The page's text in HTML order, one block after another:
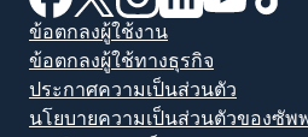
ข้อตกลงผู้ใช้งาน
ข้อตกลงผู้ใช้ทางธุรกิจ
ประกาศความเป็นส่วนตัว
นโยบายความเป็นส่วนตัวของซัพ